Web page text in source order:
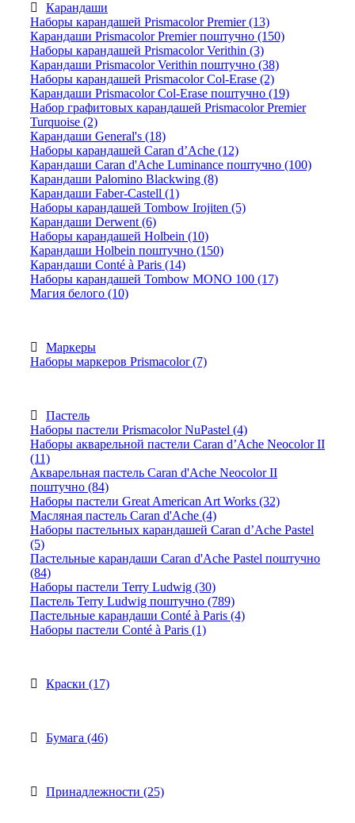
Карандаши
Наборы карандашей Prismacolor Premier (13)
Карандаши Prismacolor Premier поштучно (150)
Наборы карандашей Prismacolor Verithin (3)
Карандаши Prismacolor Verithin поштучно (38)
Наборы карандашей Prismacolor Col-Erase (2)
Карандаши Prismacolor Col-Erase поштучно (19)
Набор графитовых карандашей Prismacolor Premier
Turquoise (2)
Карандаши General's (18)
Наборы карандашей Caran d’Ache (12)
Карандаши Caran d'Ache Luminance поштучно (100)
Карандаши Palomino Blackwing (8)
Карандаши Faber-Castell (1)
Наборы карандашей Tombow Irojiten (5)
Карандаши Derwent (6)
Наборы карандашей Holbein (10)
Карандаши Holbein поштучно (150)
Карандаши Conté à Paris (14)
Наборы карандашей Tombow MONO 100 (17)
Магия белого (10)
Маркеры
Наборы маркеров Prismacolor (7)
Пастель
Наборы пастели Prismacolor NuPastel (4)
Наборы акварельной пастели Caran d’Ache Neocolor II
(11)
Акварельная пастель Caran d'Ache Neocolor II
поштучно (84)
Наборы пастели Great American Art Works (32)
Масляная пастель Caran d'Ache (4)
Наборы пастельных карандашей Caran d’Ache Pastel
(5)
Пастельные карандаши Caran d'Ache Pastel поштучно
(84)
Наборы пастели Terry Ludwig (30)
Пастель Terry Ludwig поштучно (789)
Пастельные карандаши Conté à Paris (4)
Наборы пастели Conté à Paris (1)
Краски (17)
Бумага (46)
Принадлежности (25)